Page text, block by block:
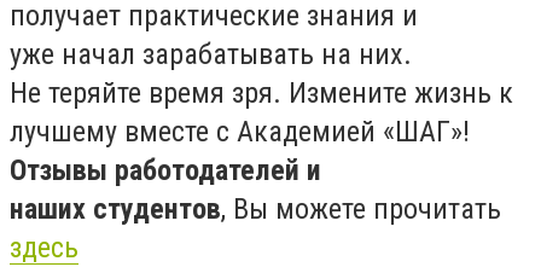
получает практические знания и
уже начал зарабатывать на них.
Не теряйте время зря. Измените жизнь к
лучшему вместе с Академией «ШАГ»!
Отзывы работодателей и
наших студентов, Вы можете прочитать
здесь